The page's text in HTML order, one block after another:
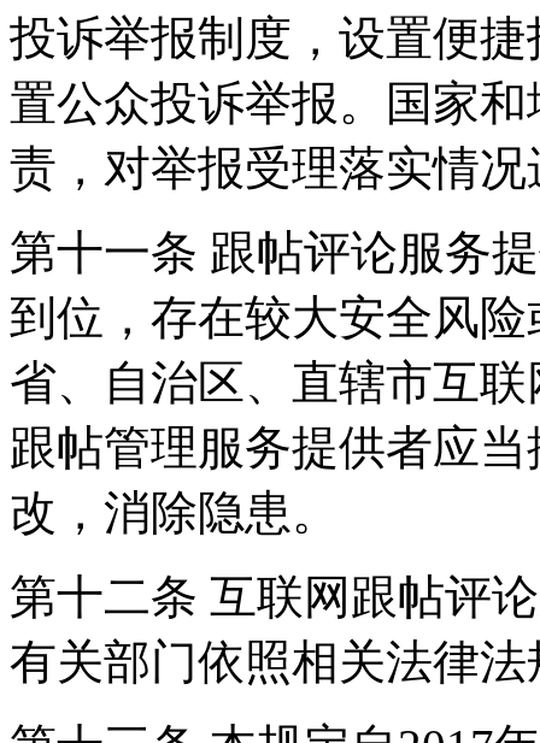
投诉举报制度，设置便
置公众投诉举报。国家
责，对举报受理落实情
第十一条 跟帖评论服务
到位，存在较大安全风
省、自治区、直辖市互
跟帖管理服务提供者应
改，消除隐患。
第十二条 互联网跟帖评
有关部门依照相关法律